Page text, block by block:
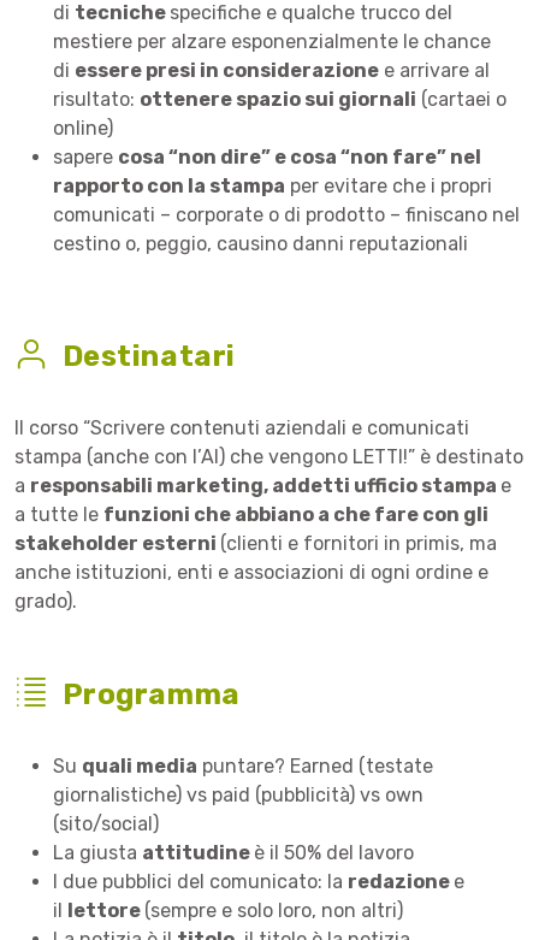
di tecniche specifiche e qualche trucco del
mestiere per alzare esponenzialmente le chance
di essere presi in considerazione e arrivare al
risultato: ottenere spazio sui giornali (cartaei o
online)
sapere cosa “non dire” e cosa “non fare” nel
rapporto con la stampa per evitare che i propri
comunicati – corporate o di prodotto – finiscano nel
cestino o, peggio, causino danni reputazionali
Destinatari
Il corso “Scrivere contenuti aziendali e comunicati
stampa (anche con l’AI) che vengono LETTI!” è destinato
a responsabili marketing, addetti ufficio stampa e
a tutte le funzioni che abbiano a che fare con gli
stakeholder esterni (clienti e fornitori in primis, ma
anche istituzioni, enti e associazioni di ogni ordine e
grado).
Programma
Su quali media puntare? Earned (testate
giornalistiche) vs paid (pubblicità) vs own
(sito/social)
La giusta attitudine è il 50% del lavoro
I due pubblici del comunicato: la redazione e
il lettore (sempre e solo loro, non altri)